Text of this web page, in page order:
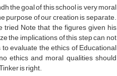
the goal of this school is very moral
purpose of our creation is separate.
tried Note that the figures given his
the implications of this step can not
evaluate the ethics of Educational
ethics and moral qualities should
is right.